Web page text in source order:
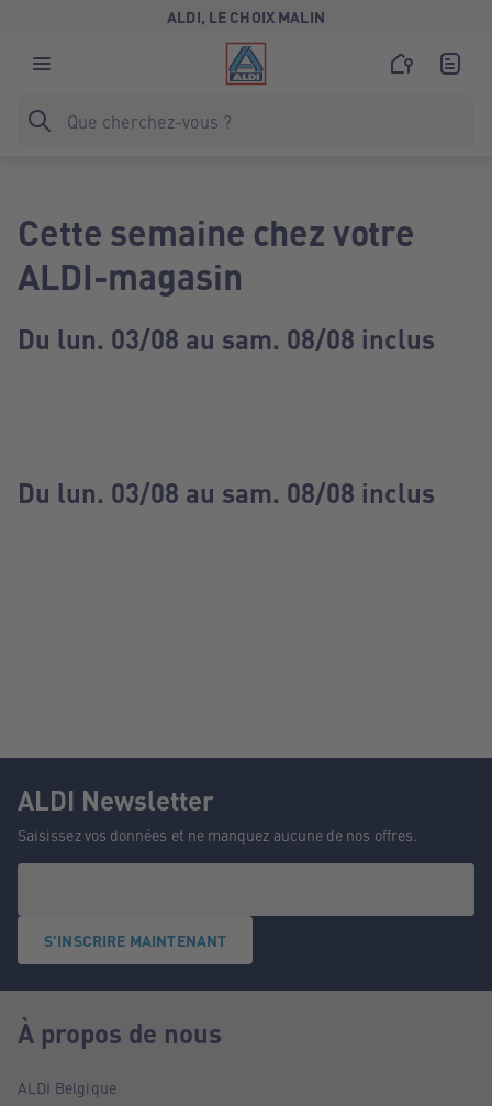
ALDI, LE CHOIX MALIN
Cette semaine chez votre
ALDI-magasin
Du lun. 03/08 au sam. 08/08 inclus
Du lun. 03/08 au sam. 08/08 inclus
ALDI Newsletter
Saisissez vos données et ne manquez aucune de nos offres.
S'INSCRIRE MAINTENANT
À propos de nous
ALDI Belgique